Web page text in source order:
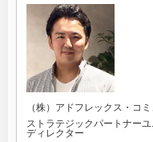
（株）アドフレックス・コ
ストラテジックパートナーユ
ディレクター